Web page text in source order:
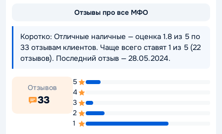
Отзывы про все МФО
Коротко: Отличные наличные — оценка 1.8 из 5 по
33 отзывам клиентов. Чаще всего ставят 1 из 5 (22
отзывов). Последний отзыв — 28.05.2024.
Отзывов
33
5
4
3
2
1